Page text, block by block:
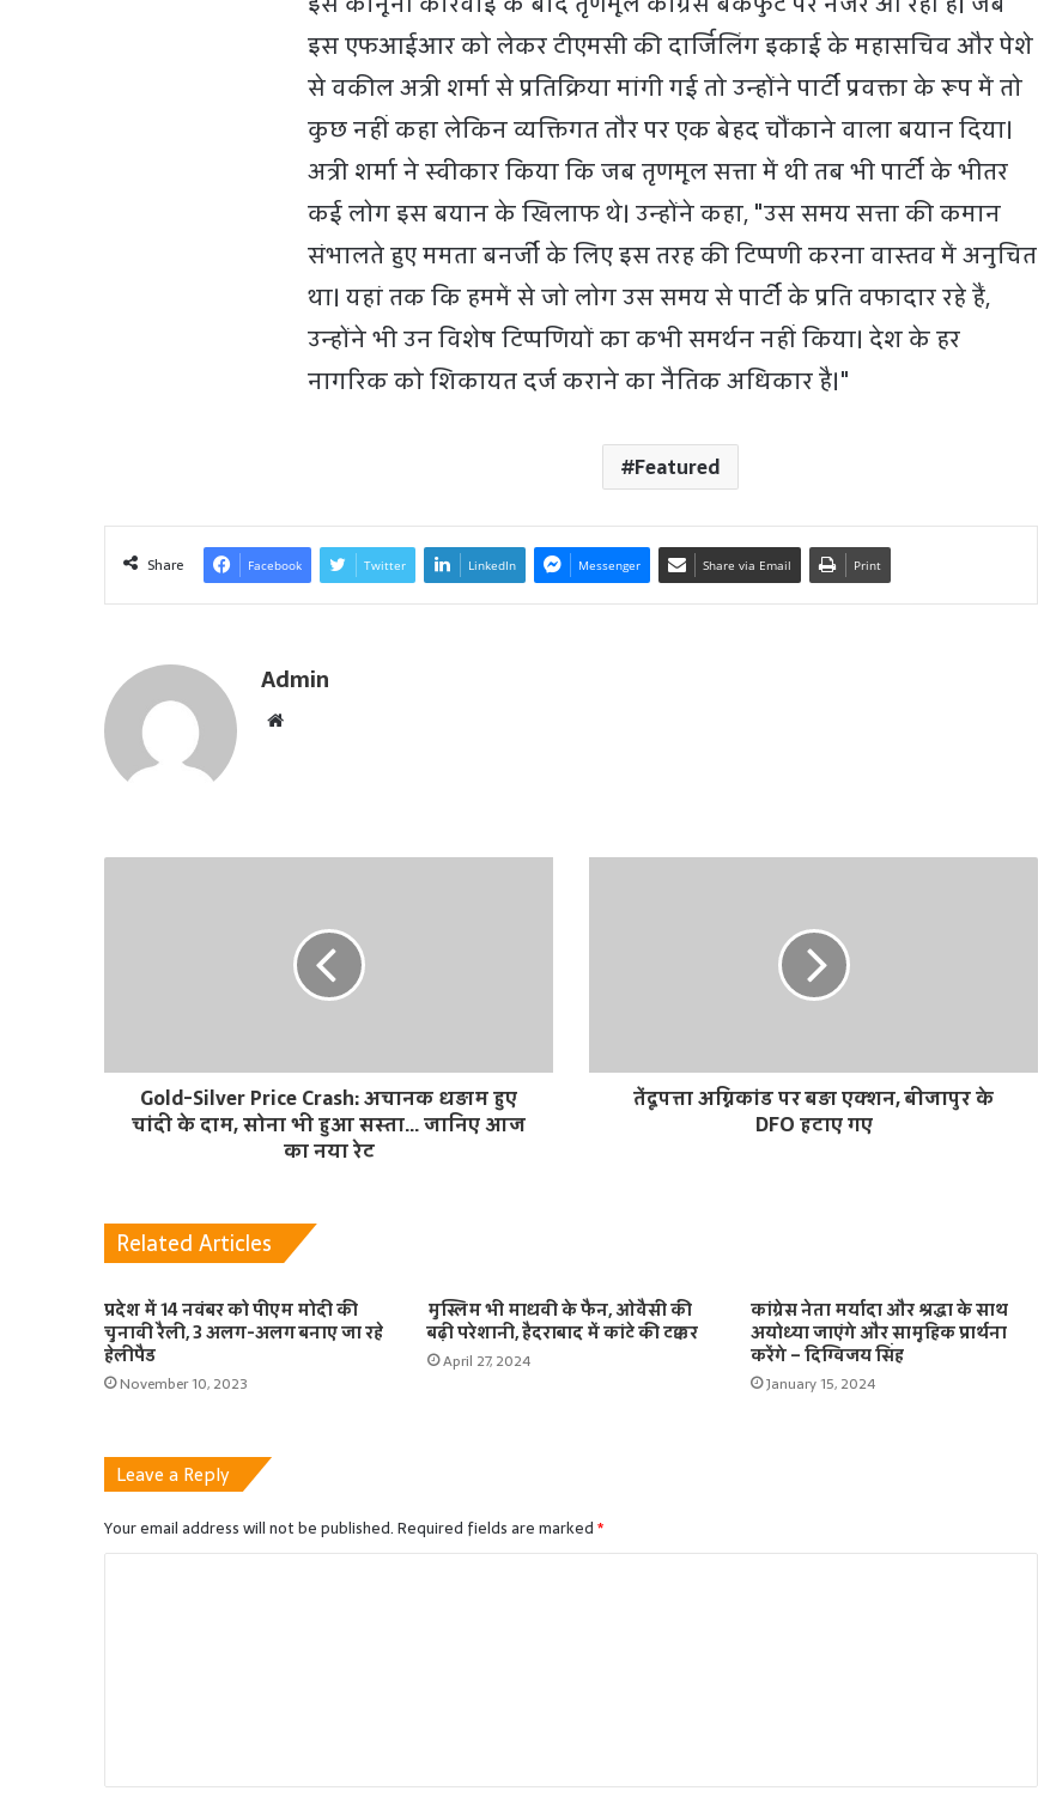
इस एफआईआर को लेकर टीएमसी की दार्जिलिंग इकाई के महासचिव और पेशे
से वकील अत्री शर्मा से प्रतिक्रिया मांगी गई तो उन्होंने पार्टी प्रवक्ता के रूप में तो
कुछ नहीं कहा लेकिन व्यक्तिगत तौर पर एक बेहद चौंकाने वाला बयान दिया।
अत्री शर्मा ने स्वीकार किया कि जब तृणमूल सत्ता में थी तब भी पार्टी के भीतर
कई लोग इस बयान के खिलाफ थे। उन्होंने कहा, "उस समय सत्ता की कमान
संभालते हुए ममता बनर्जी के लिए इस तरह की टिप्पणी करना वास्तव में अनुचित
था। यहां तक कि हममें से जो लोग उस समय से पार्टी के प्रति वफादार रहे हैं,
उन्होंने भी उन विशेष टिप्पणियों का कभी समर्थन नहीं किया। देश के हर
नागरिक को शिकायत दर्ज कराने का नैतिक अधिकार है।"
Featured
Share Facebook Twitter LinkedIn Messenger Share via Email Print
Admin
t
Gold-Silver Price Crash: अचानक धड़ाम हुए
चांदी के दाम, सोना भी हुआ सस्ता... जानिए आज
का नया रेट
तेंदूपत्ता अग्निकांड पर बड़ा एक्शन, बीजापुर के
DFO हटाए गए
Related Articles
प्रदेश में 14 नवंबर को पीएम मोदी की
चुनावी रैली, 3 अलग-अलग बनाए जा रहे
हेलीपैड
November 10, 2023
मुस्लिम भी माधवी के फैन, ओवैसी की
बढ़ी परेशानी, हैदराबाद में कांटे की टक्कर
April 27, 2024
कांग्रेस नेता मर्यादा और श्रद्धा के साथ
अयोध्या जाएंगे और सामूहिक प्रार्थना
करेंगे – दिग्विजय सिंह
January 15, 2024
Leave a Reply
Your email address will not be published.Required fields are marked*
t